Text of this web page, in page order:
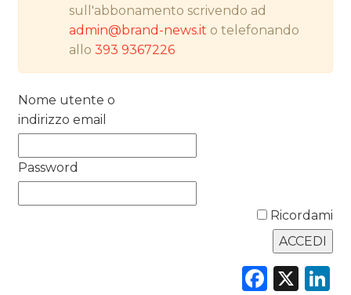
PREVISIONI/SCENARI
TREND
CASE HISTORY
OPINIONI
sull'abbonamento scrivendo ad
admin@brand-news.it o telefonando
allo393 9367226
Nome utente o
indirizzo email
Password
Ricordami
X